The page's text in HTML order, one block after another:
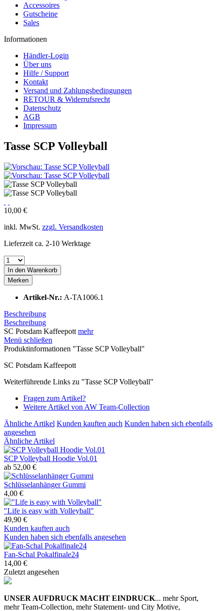
Accessoires
Gutscheine
Sales
Informationen
Händler-Login
Über uns
Hilfe / Support
Kontakt
Versand und Zahlungsbedingungen
RETOUR & Widerrufsrecht
Datenschutz
AGB
Impressum
Tasse SCP Volleyball
10,00 €
inkl. MwSt. zzgl. Versandkosten
Lieferzeit ca. 2-10 Werktage
In den Warenkorb
Merken
Artikel-Nr.: A-TA1006.1
Beschreibung
Beschreibung
SC Potsdam Kaffeepott mehr
Menü schließen
Produktinformationen "Tasse SCP Volleyball"
SC Potsdam Kaffeepott
Weiterführende Links zu "Tasse SCP Volleyball"
Fragen zum Artikel?
Weitere Artikel von AW Team-Collection
Ähnliche Artikel Kunden kauften auch Kunden haben sich ebenfalls
angesehen
Ähnliche Artikel
SCP Volleyball Hoodie Vol.01
ab 52,00 €
Schlüsselanhänger Gummi
4,00 €
"Life is easy with Volleyball"
49,90 €
Kunden kauften auch
Kunden haben sich ebenfalls angesehen
Fan-Schal Pokalfinale24
14,00 €
Zuletzt angesehen
UNSER AUFDRUCK MACHT EINDRUCK... mehr Sport,
mehr Team-Collection, mehr Statement- und City Motive,